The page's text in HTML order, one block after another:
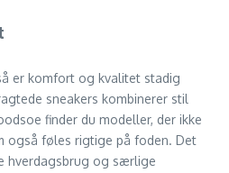
er komfort og kvalitet stadig
sneakers kombinerer stil
finder du modeller, der ikke
også føles rigtige på foden. Det
hverdagsbrug og særlige